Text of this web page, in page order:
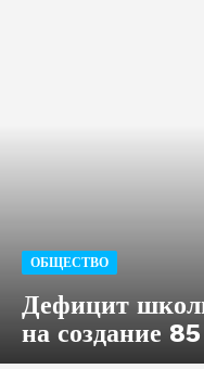
ОБЩЕСТВО
Дефицит
на создание